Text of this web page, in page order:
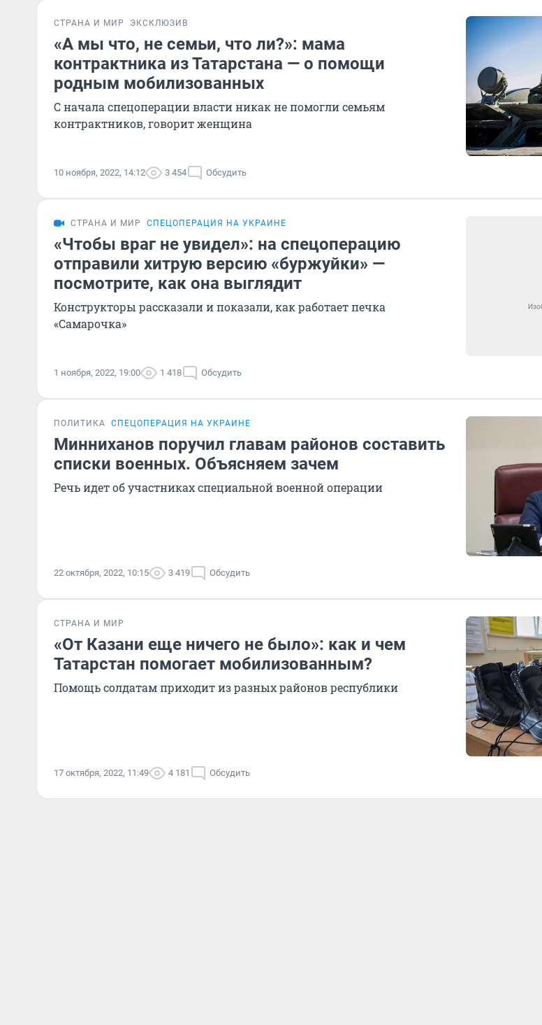
СТРАНА И МИР ЭКСКЛЮЗИВ
«А мы что, не семьи, что ли?»: мама
контрактника из Татарстана — о помощи
родным мобилизованных
С начала спецоперации власти никак не помогли семьям
контрактников, говорит женщина
10 ноября, 2022, 14:12 3 454 Обсудить
СТРАНА И МИР СПЕЦОПЕРАЦИЯ НА УКРАИНЕ
«Чтобы враг не увидел»: на спецоперацию
отправили хитрую версию «буржуйки» —
посмотрите, как она выглядит
Конструкторы рассказали и показали, как работает печка
«Самарочка»
1 ноября, 2022, 19:00 1 418 Обсудить
ПОЛИТИКА СПЕЦОПЕРАЦИЯ НА УКРАИНЕ
Минниханов поручил главам районов составить
списки военных. Объясняем зачем
Речь идет об участниках специальной военной операции
22 октября, 2022, 10:15 3 419 Обсудить
СТРАНА И МИР
«От Казани еще ничего не было»: как и чем
Татарстан помогает мобилизованным?
Помощь солдатам приходит из разных районов республики
17 октября, 2022, 11:49 4 181 Обсудить